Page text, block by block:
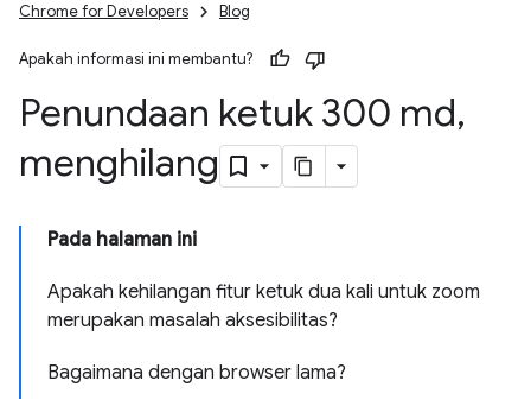
Chrome for Developers Blog
Apakah informasi ini membantu?
Penundaan ketuk 300 md,
menghilang
Pada halaman ini
Apakah kehilangan fitur ketuk dua kali untuk zoom
merupakan masalah aksesibilitas?
Bagaimana dengan browser lama?